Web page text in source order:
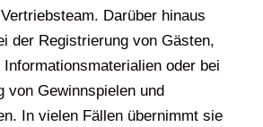
Darüber hinaus
der Registrierung von Gästen,
oder bei
von Gewinnspielen und
In vielen Fällen übernimmt sie